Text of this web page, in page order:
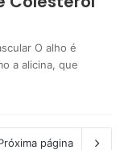
O alho é
a alicina, que
página